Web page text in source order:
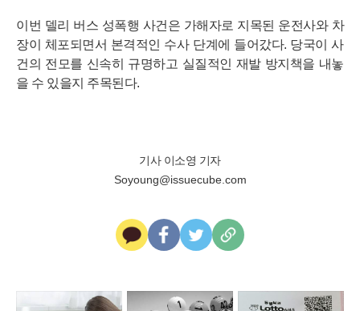
이번 델리 버스 성폭행 사건은 가해자로 지목된 운전사와 차
장이 체포되면서 본격적인 수사 단계에 들어갔다. 당국이 사
건의 전모를 신속히 규명하고 실질적인 재발 방지책을 내놓
을 수 있을지 주목된다.
기사 이소영 기자
Soyoung@issuecube.com
톡
북
복
사